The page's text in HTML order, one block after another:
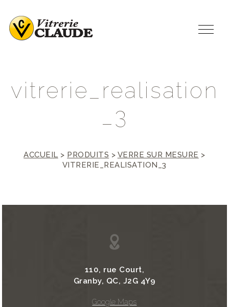
vitrerie realisation
3
ACCUEIL > PRODUITS > VERRE SUR MESURE >
VITRERIE_REALISATION_3
110, rue Court,
Granby, QC, J2G 4Y9
Google Maps